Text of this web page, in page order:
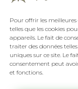
Pour offrir les meilleures
telles que les cookies
appareils. Le fait de
traiter des données
uniques sur ce site. Le
consentement peut
et fonctions.